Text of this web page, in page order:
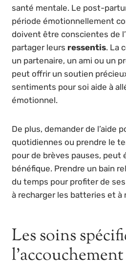
santé mentale. Le post-
période émotionnellement
doivent être conscientes de
partager leurs ressentis. La
un partenaire, un ami ou un
peut offrir un soutien
sentiments pour soi aide à
émotionnel.
De plus, demander de l’aide
quotidiennes ou prendre le
pour de brèves pauses, peut
bénéfique. Prendre un bain
du temps pour profiter de
à recharger les batteries et à
Les soins
l’accouchement